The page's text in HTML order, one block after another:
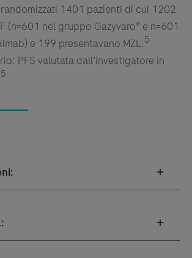
1401 pazienti di cui 1202
(n=601 nel gruppo Gazyvaro® e n=601
e 199 presentavano MZL.5
PFS valutata dall’investigatore in
5